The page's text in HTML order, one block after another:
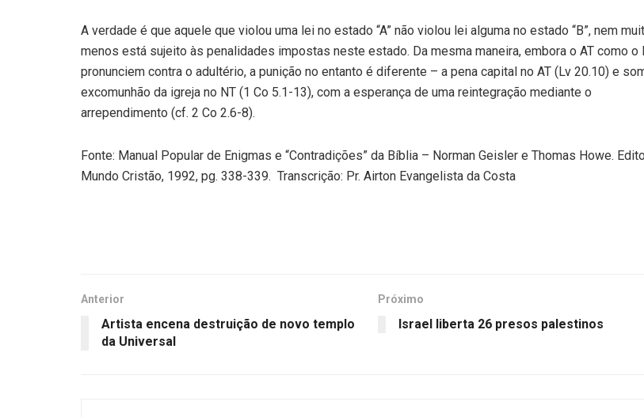
A verdade é que aquele que violou uma lei no estado “A” não violou lei alguma no estado “B”, nem
menos está sujeito às penalidades impostas neste estado. Da mesma maneira, embora o AT como o
pronunciem contra o adultério, a punição no entanto é diferente – a pena capital no AT (Lv 20.10) e
excomunhão da igreja no NT (1 Co 5.1-13), com a esperança de uma reintegração mediante o
arrependimento (cf. 2 Co 2.6-8).
Fonte: Manual Popular de Enigmas e “Contradições” da Bíblia – Norman Geisler e Thomas Howe.
Mundo Cristão, 1992, pg. 338-339. Transcrição: Pr. Airton Evangelista da Costa
Anterior
Artista encena destruição de novo templo
da Universal
Próximo
Israel liberta 26 presos palestinos